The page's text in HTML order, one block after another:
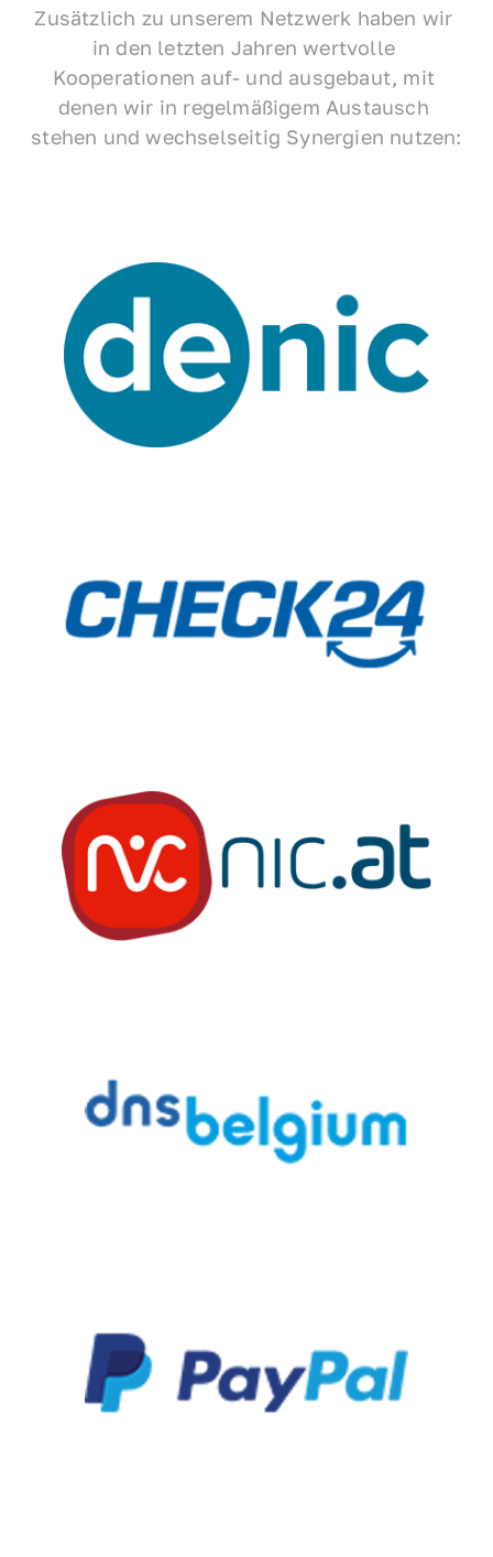
Zusätzlich zu unserem Netzwerk haben wir
in den letzten Jahren wertvolle
Kooperationen auf- und ausgebaut, mit
denen wir in regelmäßigem Austausch
stehen und wechselseitig Synergien nutzen: